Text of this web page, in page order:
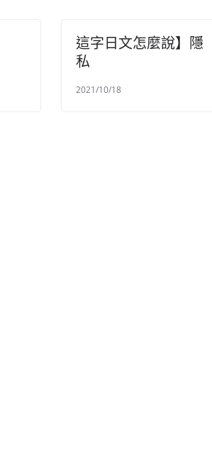
這字日文怎麼說】隱
私
2021/10/18